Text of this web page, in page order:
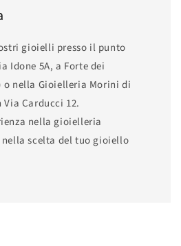
gioielli presso il punto
Idone 5A, a Forte dei
o nella Gioielleria Morini di
Carducci 12.
nella gioielleria
scelta del tuo gioiello